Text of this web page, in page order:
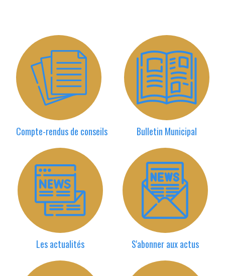
Compte-rendus de conseils Bulletin Municipal
Les actualités S'abonner aux actus